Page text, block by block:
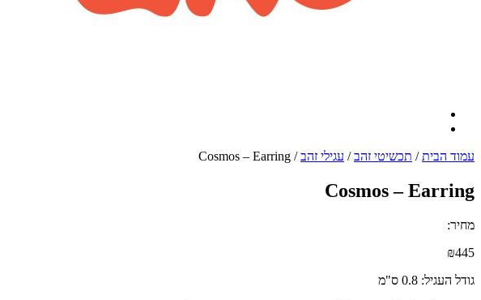
עמוד הבית/ תכשיטי זהב/ עגילי זהב/ Cosmos – Earring
Cosmos – Earring
מחיר:
₪445
גודל העגיל: 0.8 ס"מ